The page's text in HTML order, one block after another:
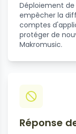
Déploiement
empêcher la
comptes
protéger de
Makromusic.
Réponse